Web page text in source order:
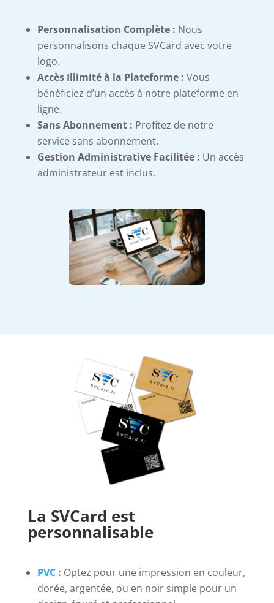
Personnalisation Complète : Nous
personnalisons chaque SVCard avec votre
logo.
Accès Illimité à la Plateforme : Vous
bénéficiez d’un accès à notre plateforme en
ligne.
Sans Abonnement : Profitez de notre
service sans abonnement.
Gestion Administrative Facilitée : Un accès
administrateur est inclus.
La SVCard est
personnalisable
PVC: Optez pour une impression en couleur,
dorée, argentée, ou en noir simple pour un